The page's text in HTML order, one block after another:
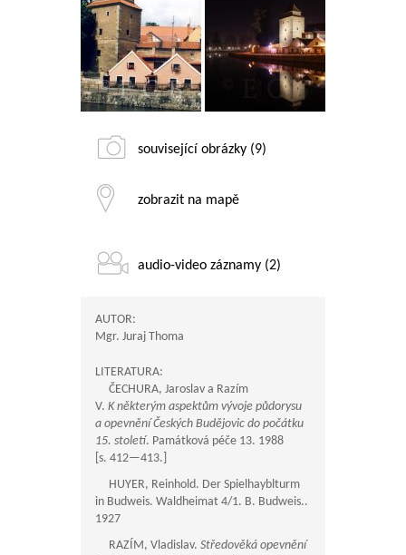
související obrázky (9)
zobrazit na mapě
audio-video záznamy (2)
AUTOR:
Mgr. Juraj Thoma
LITERATURA:
ČECHURA, Jaroslav a Razím
V. K některým aspektům vývoje půdorysu
a opevnění Českých Budějovic do počátku
15. století. Památková péče 13. 1988
[s. 412—413.]
HUYER, Reinhold. Der Spielhayblturm
in Budweis. Waldheimat 4/1. B. Budweis..
1927
RAZÍM, Vladislav. Středověká opevnění